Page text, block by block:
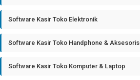
Software Kasir Toko Elektronik
Software Kasir Toko Handphone & Aksesoris
Software Kasir Toko Komputer & Laptop